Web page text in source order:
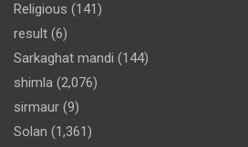
Religious (141)
result (6)
Sarkaghat mandi (144)
shimla (2,076)
sirmaur (9)
Solan (1,361)